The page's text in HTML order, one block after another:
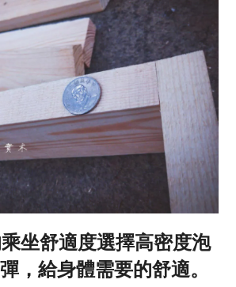
坐舒適度選擇高密度泡
，給身體需要的舒適。